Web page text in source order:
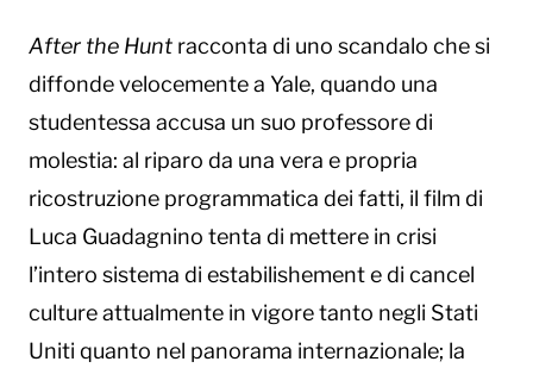
After the Hunt racconta di uno scandalo che si
diffonde velocemente a Yale, quando una
studentessa accusa un suo professore di
molestia: al riparo da una vera e propria
ricostruzione programmatica dei fatti, il film di
Luca Guadagnino tenta di mettere in crisi
l’intero sistema di estabilishement e di cancel
culture attualmente in vigore tanto negli Stati
Uniti quanto nel panorama internazionale; la